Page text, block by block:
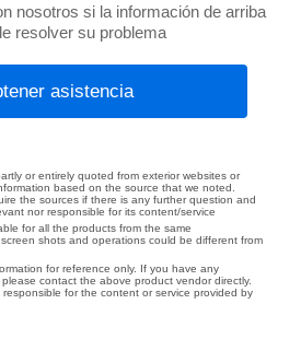
nosotros si la información de arriba
resolver su problema
asistencia
or entirely quoted from exterior websites or
based on the source that we noted.
the sources if there is any further question and
nor responsible for its content/service
for all the products from the same
shots and operations could be different from
for reference only. If you have any
contact the above product vendor directly.
for the content or service provided by